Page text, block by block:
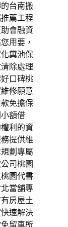
台南搬
薦工程
會融資
用要，
糞池保
除處理
口碑桃
修願意
免擔保
額借
利的資
提供維
劃專屬
司桃園
桃園代書
當舖專
房屋土
速解決
留車所